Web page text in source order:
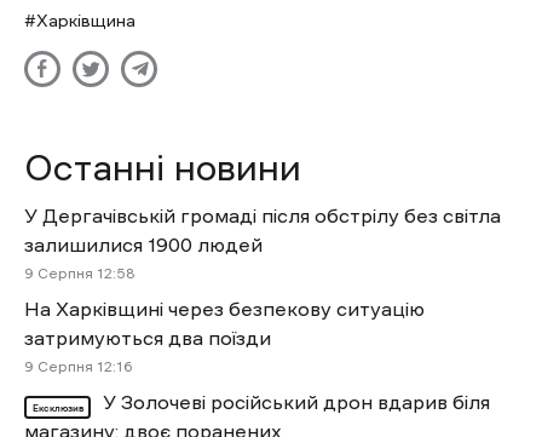
Харківщина
Останні новини
У Дергачівській громаді після обстрілу без світла
залишилися 1900 людей
9 Cерпня 12:58
На Харківщині через безпекову ситуацію
затримуються два поїзди
9 Cерпня 12:16
Ексклюзив
У Золочеві російський дрон вдарив біля
магазину: двоє поранених